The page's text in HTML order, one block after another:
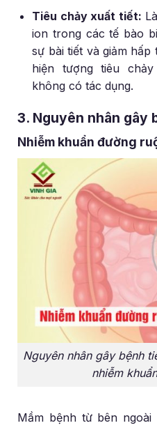
Tiêu chảy xuất tiết:
ion trong các tế bào
sự bài tiết và giảm
hiện tượng tiêu
không có tác dụng.
3. Nguyên nhân gây
Nhiễm khuẩn đường
Nguyên nhân gây bệnh
nhiễm
Mầm bệnh từ bên